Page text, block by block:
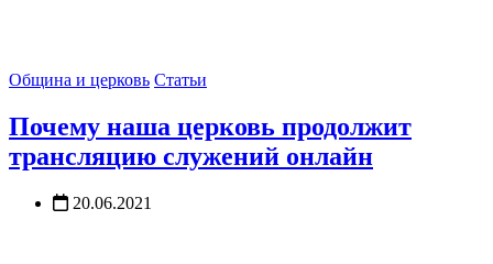
Община и церковь Статьи
Почему наша церковь продолжит
трансляцию служений онлайн
20.06.2021